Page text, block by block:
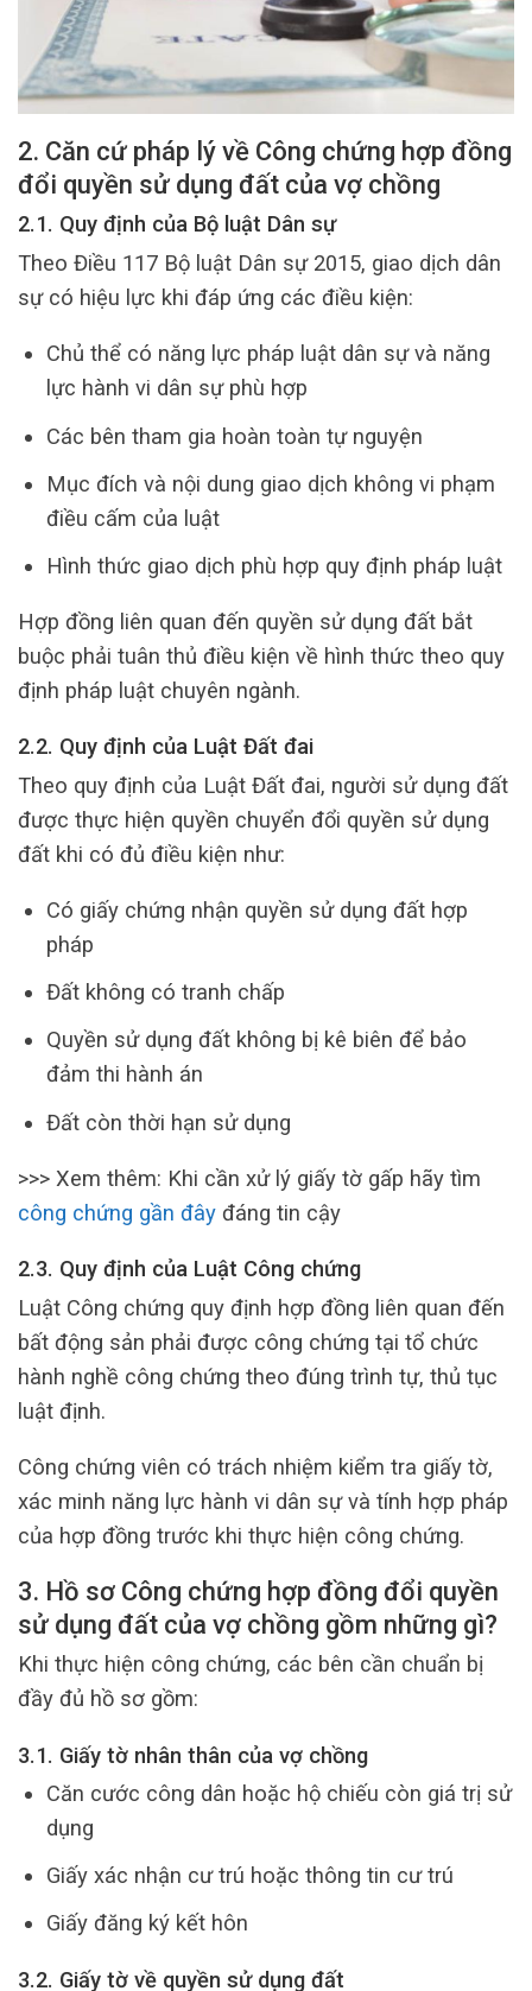
2. Căn cứ pháp lý về Công chứng hợp đồng
đổi quyền sử dụng đất của vợ chồng
2.1. Quy định của Bộ luật Dân sự
Theo Điều 117 Bộ luật Dân sự 2015, giao dịch dân
sự có hiệu lực khi đáp ứng các điều kiện:
Chủ thể có năng lực pháp luật dân sự và năng
lực hành vi dân sự phù hợp
Các bên tham gia hoàn toàn tự nguyện
Mục đích và nội dung giao dịch không vi phạm
điều cấm của luật
Hình thức giao dịch phù hợp quy định pháp luật
Hợp đồng liên quan đến quyền sử dụng đất bắt
buộc phải tuân thủ điều kiện về hình thức theo quy
định pháp luật chuyên ngành.
2.2. Quy định của Luật Đất đai
Theo quy định của Luật Đất đai, người sử dụng đất
được thực hiện quyền chuyển đổi quyền sử dụng
đất khi có đủ điều kiện như:
Có giấy chứng nhận quyền sử dụng đất hợp
pháp
Đất không có tranh chấp
Quyền sử dụng đất không bị kê biên để bảo
đảm thi hành án
Đất còn thời hạn sử dụng
>>> Xem thêm: Khi cần xử lý giấy tờ gấp hãy tìm
công chứng gần đây đáng tin cậy
2.3. Quy định của Luật Công chứng
Luật Công chứng quy định hợp đồng liên quan đến
bất động sản phải được công chứng tại tổ chức
hành nghề công chứng theo đúng trình tự, thủ tục
luật định.
Công chứng viên có trách nhiệm kiểm tra giấy tờ,
xác minh năng lực hành vi dân sự và tính hợp pháp
của hợp đồng trước khi thực hiện công chứng.
3. Hồ sơ Công chứng hợp đồng đổi quyền
sử dụng đất của vợ chồng gồm những gì?
Khi thực hiện công chứng, các bên cần chuẩn bị
đầy đủ hồ sơ gồm:
3.1. Giấy tờ nhân thân của vợ chồng
Căn cước công dân hoặc hộ chiếu còn giá trị sử
dụng
Giấy xác nhận cư trú hoặc thông tin cư trú
Giấy đăng ký kết hôn
3.2. Giấy tờ về quyền sử dụng đất